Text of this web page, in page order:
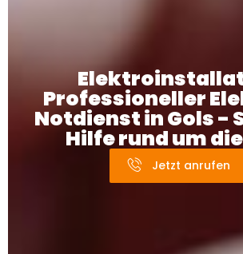
Professioneller
Notdienst in Gols -
Hilfe rund um
Jetzt anrufen